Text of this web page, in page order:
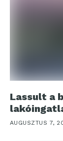
Lassult a
AUGUSZTUS 7,